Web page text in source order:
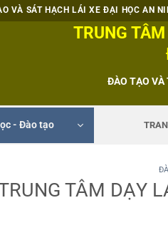
VÀ SÁT HẠCH LÁI XE ĐẠI HỌC AN
TRUNG
ĐÀO TẠO VÀ
- Đào tạo
TÂM DẠY